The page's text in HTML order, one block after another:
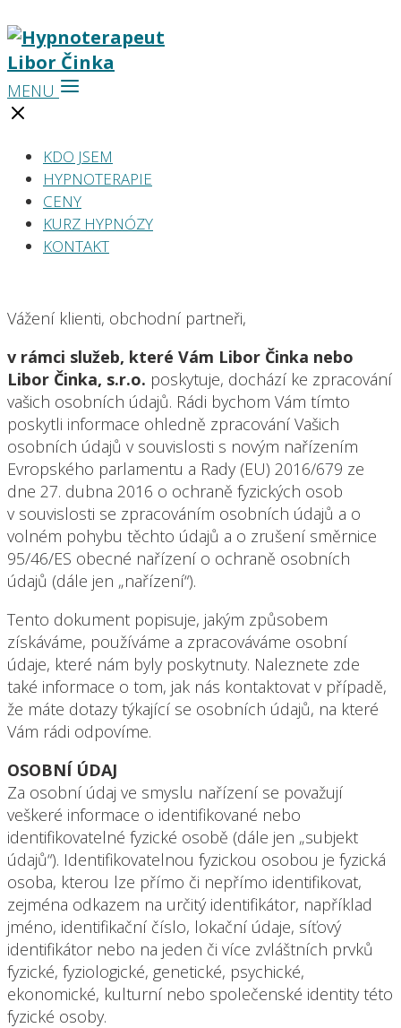
MENU
KDO JSEM
HYPNOTERAPIE
CENY
KURZ HYPNÓZY
KONTAKT
Vážení klienti, obchodní partneři,
v rámci služeb, které Vám Libor Činka nebo
Libor Činka, s.r.o. poskytuje, dochází ke zpracování
vašich osobních údajů. Rádi bychom Vám tímto
poskytli informace ohledně zpracování Vašich
osobních údajů v souvislosti s novým nařízením
Evropského parlamentu a Rady (EU) 2016/679 ze
dne 27. dubna 2016 o ochraně fyzických osob
v souvislosti se zpracováním osobních údajů a o
volném pohybu těchto údajů a o zrušení směrnice
95/46/ES obecné nařízení o ochraně osobních
údajů (dále jen „nařízení“).
Tento dokument popisuje, jakým způsobem
získáváme, používáme a zpracováváme osobní
údaje, které nám byly poskytnuty. Naleznete zde
také informace o tom, jak nás kontaktovat v případě,
že máte dotazy týkající se osobních údajů, na které
Vám rádi odpovíme.
OSOBNÍ ÚDAJ
Za osobní údaj ve smyslu nařízení se považují
veškeré informace o identifikované nebo
identifikovatelné fyzické osobě (dále jen „subjekt
údajů“). Identifikovatelnou fyzickou osobou je fyzická
osoba, kterou lze přímo či nepřímo identifikovat,
zejména odkazem na určitý identifikátor, například
jméno, identifikační číslo, lokační údaje, síťový
identifikátor nebo na jeden či více zvláštních prvků
fyzické, fyziologické, genetické, psychické,
ekonomické, kulturní nebo společenské identity této
fyzické osoby.